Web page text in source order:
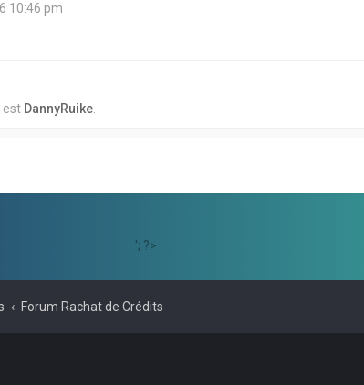
10:46 pm
est DannyRuike
'; ?>
Forum Rachat de Crédits